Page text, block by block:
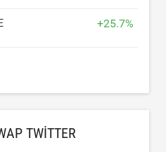
+25.7%
TWITTER